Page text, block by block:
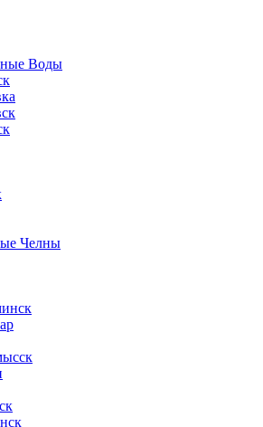
Воды
Челны